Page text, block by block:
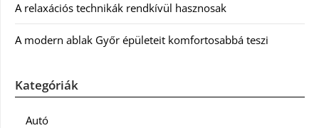
A relaxációs technikák rendkívül hasznosak
A modern ablak Győr épületeit komfortosabbá teszi
Kategóriák
Autó